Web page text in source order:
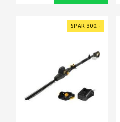
SPAR 300,-